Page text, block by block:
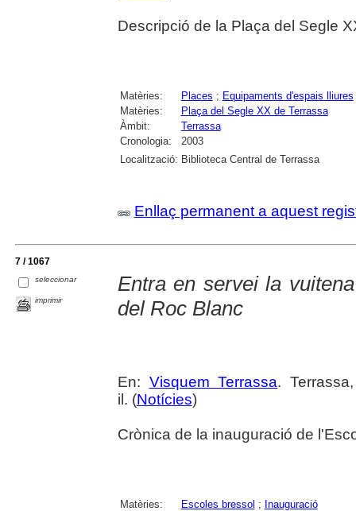
Descripció de la Plaça del Segle
Matèries: Places ; Equipaments d'espais lliures
Matèries:
Plaça del Segle XX de Terrassa
Àmbit:
Terrassa
Cronologia:
2003
Localització: Biblioteca Central de Terrassa
Enllaç permanent a aquest
7 / 1067
seleccionar
imprimir
Entra en servei la
del Roc Blanc
En: Visquem Terrassa.
il. (Notícies)
Crònica de la inauguració de
Matèries: Escoles bressol ; Inauguració